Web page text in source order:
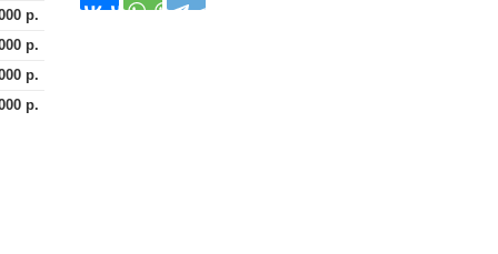
р.
р.
р.
р.